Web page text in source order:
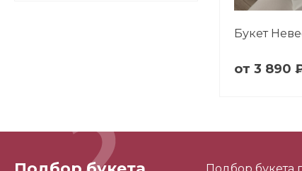
Букет
3 890